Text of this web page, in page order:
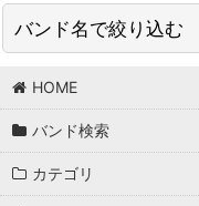
在庫あり
並び順
バンド名で絞り込む
BAND/ARTIST T (商品一覧)
T-Bone Walker
T.Rex
HOME
バンド検索
カテゴリ